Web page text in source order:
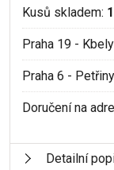
Kusů skladem: 1
Praha 19 - Kbely
Praha 6 - Petřiny
Doručení na
Detailní